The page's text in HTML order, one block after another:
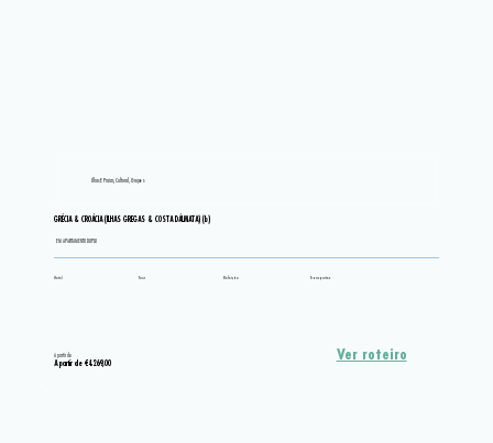
Ilhas E Praias, Cultural, Grupos
Ver roteiro
A partir de €4.269,00
A partir de
GRÉCIA & CROÁCIA (ILHAS GREGAS & COSTA DÁLMATA) (b)
EM APARTAMENTO DUPLO
Hotel Tour Refeição Transportes